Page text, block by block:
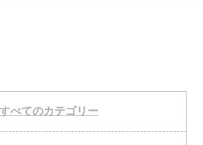
すべてのカテゴリー